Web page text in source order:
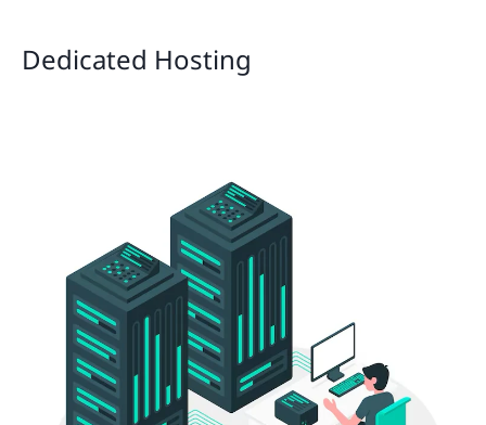
Dedicated Hosting